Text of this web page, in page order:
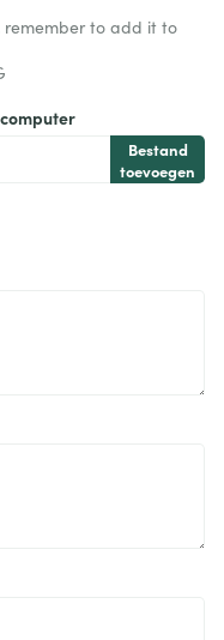
remember to add it to
Bestand
toevoegen